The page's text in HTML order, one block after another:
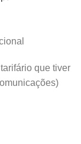
que tiver